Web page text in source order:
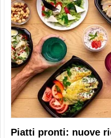
Piatti pronti: nuove